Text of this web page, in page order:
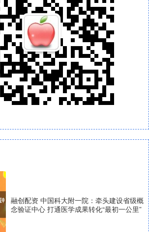
融创配资 中国科大附一院：牵头建设省级概
念验证中心 打通医学成果转化“最初一公里”